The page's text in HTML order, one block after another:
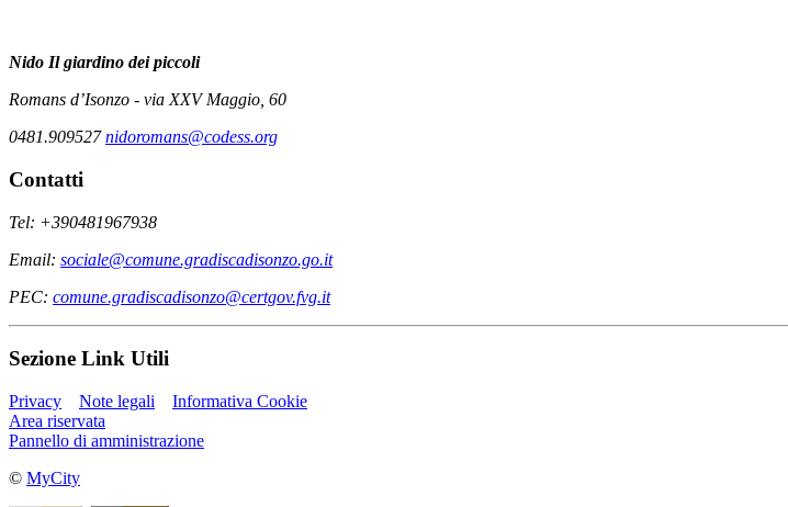
Nido Il giardino dei piccoli
Romans d’Isonzo - via XXV Maggio, 60
0481.909527nidoromans@codess.org
Contatti
Tel: +390481967938
Email: sociale@comune.gradiscadisonzo.go.it
PEC: comune.gradiscadisonzo@certgov.fvg.it
Sezione Link Utili
Privacy Note legali
Informativa Cookie
Area riservata
Pannello di amministrazione
© MyCity